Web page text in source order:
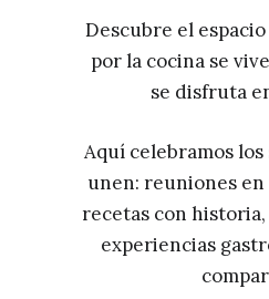
Descubre el
por la cocina se
se disfruta
Aquí celebramos los
unen: reuniones en
recetas con
experiencias